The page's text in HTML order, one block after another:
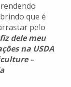
que é
pelo
dele meu
na USDA
–